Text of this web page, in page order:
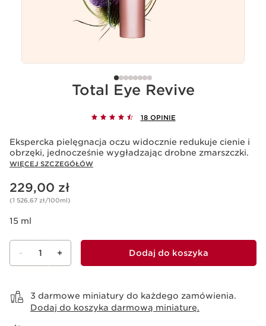
Total Eye Revive
18 OPINIE
Ekspercka pielęgnacja oczu widocznie redukuje cienie i
obrzęki, jednocześnie wygładzając drobne zmarszczki.
WIĘCEJ SZCZEGÓŁÓW
Aktualna cena 229,00 zł
229,00 zł
(1 526,67 zł/100ml)
15 ml
- 1 + Dodaj do koszyka
3 darmowe miniatury do każdego zamówienia.
Dodaj do koszyka darmową miniaturę.